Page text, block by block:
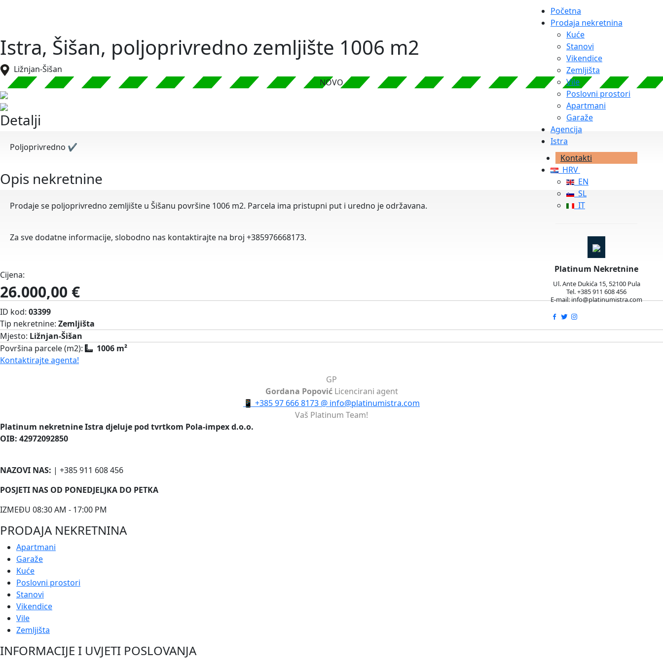
Početna
Prodaja nekretnina
Kuće
Stanovi
Vikendice
Zemljišta
Vile
Poslovni prostori
Apartmani
Garaže
Agencija
Istra
Kontakti
HRV
EN
SL
IT
Platinum Nekretnine
Ul. Ante Dukića 15, 52100 Pula
Tel. +385 911 608 456
E-mail: info@platinumistra.com
Istra, Šišan, poljoprivredno zemljište 1006 m2
Ližnjan-Šišan
NOVO
Detalji
Poljoprivredno ✔
Opis nekretnine
Prodaje se poljoprivredno zemljište u Šišanu površine 1006 m2. Parcela ima pristupni put i uredno je održavana.
Za sve dodatne informacije, slobodno nas kontaktirajte na broj +385976668173.
Cijena:
26.000,00 €
ID kod: 03399
Tip nekretnine: Zemljišta
Mjesto: Ližnjan-Šišan
Površina parcele (m2):
1006 m²
Kontaktirajte agenta!
GP
Gordana Popović Licencirani agent
📱 +385 97 666 8173 @ info@platinumistra.com
Vaš Platinum Team!
Platinum nekretnine Istra djeluje pod tvrtkom Pola-impex d.o.o.
OIB: 42972092850
NAZOVI NAS: | +385 911 608 456
POSJETI NAS OD PONEDJELJKA DO PETKA
IZMEĐU 08:30 AM - 17:00 PM
PRODAJA NEKRETNINA
Apartmani
Garaže
Kuće
Poslovni prostori
Stanovi
Vikendice
Vile
Zemljišta
INFORMACIJE I UVJETI POSLOVANJA